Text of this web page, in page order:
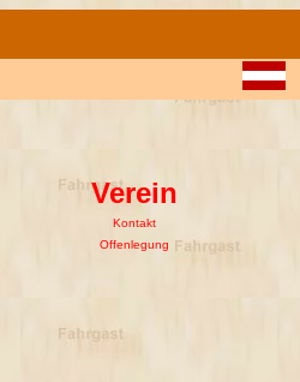
Verein
Kontakt
Offenlegung